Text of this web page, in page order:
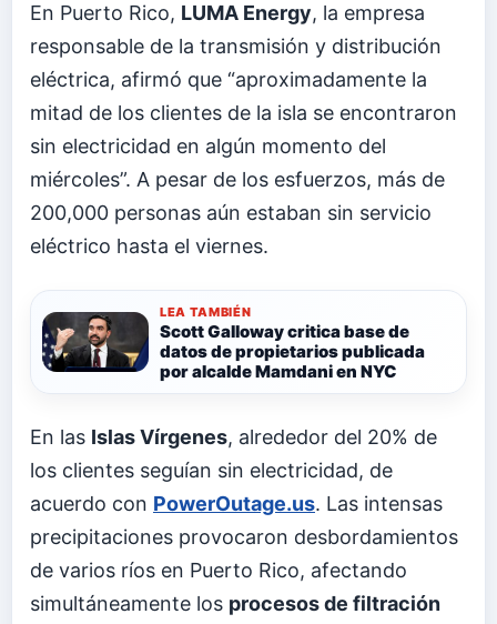
En Puerto Rico, LUMA Energy, la empresa
responsable de la transmisión y distribución
eléctrica, afirmó que “aproximadamente la
mitad de los clientes de la isla se encontraron
sin electricidad en algún momento del
miércoles”. A pesar de los esfuerzos, más de
200,000 personas aún estaban sin servicio
eléctrico hasta el viernes.
LEA TAMBIÉN
Scott Galloway critica base de
datos de propietarios publicada
por alcalde Mamdani en NYC
En las Islas Vírgenes, alrededor del 20% de
los clientes seguían sin electricidad, de
acuerdo con PowerOutage.us. Las intensas
precipitaciones provocaron desbordamientos
de varios ríos en Puerto Rico, afectando
simultáneamente los procesos de filtración